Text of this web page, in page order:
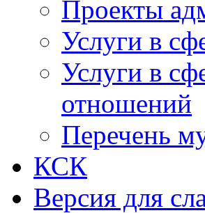
Проекты
Услуги в
Услуги в
отношений
Перечень
КСК
Версия для